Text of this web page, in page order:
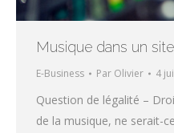
Musique dans un
E-Business Par Olivier 4
Question de légalité –
de la musique, ne serait-